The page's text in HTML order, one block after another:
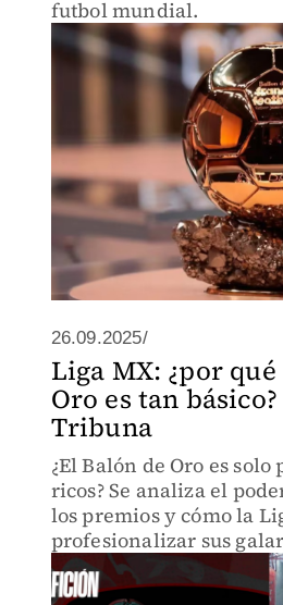
futbol mundial.
26.09.2025/
Liga MX: ¿por
Oro es tan
Tribuna
¿El Balón de Oro es
ricos? Se analiza el
los premios y cómo la
profesionalizar sus
que marca lo mucho
fútbol mexicano por